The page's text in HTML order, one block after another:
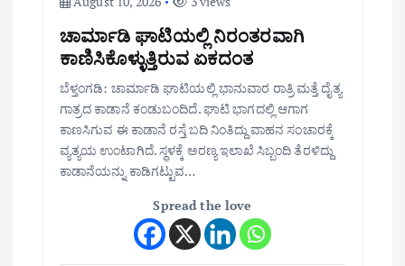
ಚಾರ್ಮಾಡಿ ಘಾಟಿಯಲ್ಲಿ ನಿರಂತರವಾಗಿ
ಕಾಣಿಸಿಕೊಳ್ಳುತ್ತಿರುವ ಏಕದಂತ
ಬೆಳ್ತಂಗಡಿ: ಚಾರ್ಮಾಡಿ ಘಾಟಿಯಲ್ಲಿ ಭಾನುವಾರ ರಾತ್ರಿ ಮತ್ತೆ ದೈತ್ಯ
ಗಾತ್ರದ ಕಾಡಾನೆ ಕಂಡುಬಂದಿದೆ. ಘಾಟಿ ಭಾಗದಲ್ಲಿ ಆಗಾಗ
ಕಾಣಸಿಗುವ ಈ ಕಾಡಾನೆ ರಸ್ತೆ ಬದಿ ನಿಂತಿದ್ದು ವಾಹನ ಸಂಚಾರಕ್ಕೆ
ವ್ಯತ್ಯಯ ಉಂಟಾಗಿದೆ. ಸ್ಥಳಕ್ಕೆ ಅರಣ್ಯ ಇಲಾಖೆ ಸಿಬ್ಬಂದಿ ತೆರಳಿದ್ದು
ಕಾಡಾನೆಯನ್ನು ಕಾಡಿಗಟ್ಟುವ…
Spread the love